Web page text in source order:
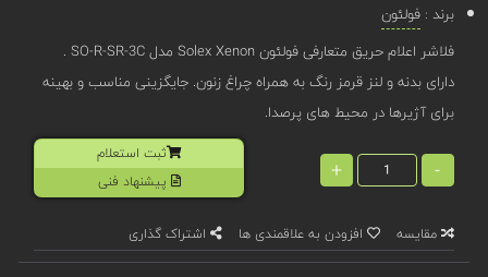
برند :فولئون
فلاشر اعلام حریق متعارفی فولئون Solex Xenon مدل SO-R-SR-3C .
دارای بدنه و لنز قرمز رنگ به همراه چراغ زنون. جایگزینی مناسب و بهینه
برای آژیرها در محیط های پرصدا.
-
+
ثبت استعلام
پیشنهاد فنی
مقایسه افزودن به علاقمندی ها اشتراک گذاری